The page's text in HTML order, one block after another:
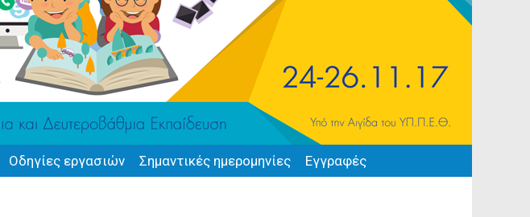
Οδηγίες εργασιών Σημαντικές ημερομηνίες Εγγραφές